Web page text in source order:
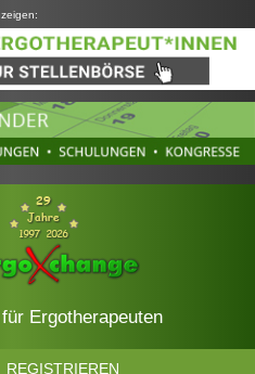
Ergotherapeuten